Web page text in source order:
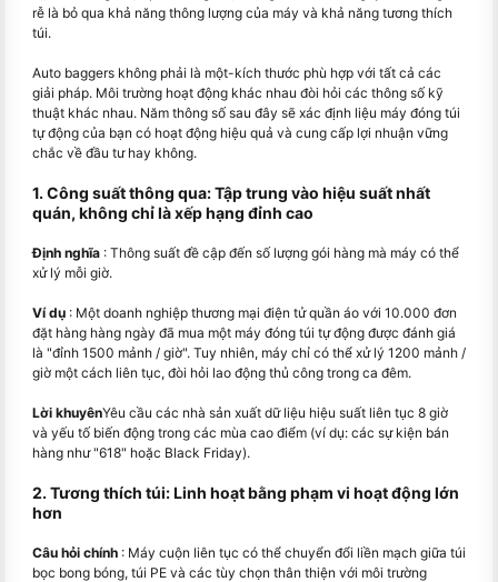
rễ là bỏ qua khả năng thông lượng của máy và khả năng tương thích
túi.
Auto baggers không phải là một-kích thước phù hợp với tất cả các
giải pháp. Môi trường hoạt động khác nhau đòi hỏi các thông số kỹ
thuật khác nhau. Năm thông số sau đây sẽ xác định liệu máy đóng túi
tự động của bạn có hoạt động hiệu quả và cung cấp lợi nhuận vững
chắc về đầu tư hay không.
1. Công suất thông qua: Tập trung vào hiệu suất nhất
quán, không chỉ là xếp hạng đỉnh cao
Định nghĩa : Thông suất đề cập đến số lượng gói hàng mà máy có thể
xử lý mỗi giờ.
Ví dụ : Một doanh nghiệp thương mại điện tử quần áo với 10.000 đơn
đặt hàng hàng ngày đã mua một máy đóng túi tự động được đánh giá
là "đỉnh 1500 mảnh / giờ". Tuy nhiên, máy chỉ có thể xử lý 1200 mảnh /
giờ một cách liên tục, đòi hỏi lao động thủ công trong ca đêm.
Lời khuyênYêu cầu các nhà sản xuất dữ liệu hiệu suất liên tục 8 giờ
và yếu tố biến động trong các mùa cao điểm (ví dụ: các sự kiện bán
hàng như "618" hoặc Black Friday).
2. Tương thích túi: Linh hoạt bằng phạm vi hoạt động lớn
hơn
Câu hỏi chính : Máy cuộn liên tục có thể chuyển đổi liền mạch giữa túi
bọc bong bóng, túi PE và các tùy chọn thân thiện với môi trường